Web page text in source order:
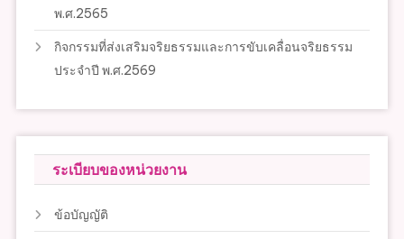
พ.ศ.2565
กิจกรรมที่ส่งเสริมจริยธรรมและการขับเคลื่อนจริยธรรม
ประจำปี พ.ศ.2569
ระเบียบของหน่วยงาน
ข้อบัญญัติ